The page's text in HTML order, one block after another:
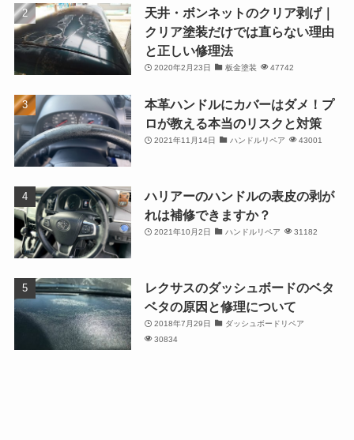
天井・ボンネットのクリア剥げ｜
クリア塗装だけでは直らない理由
と正しい修理法
2020年2月23日 板金塗装 47742
本革ハンドルにカバーはダメ！プ
ロが教える本当のリスクと対策
2021年11月14日 ハンドルリペア 43001
ハリアーのハンドルの表皮の剥が
れは補修できますか？
2021年10月2日 ハンドルリペア 31182
レクサスのダッシュボードのベタ
ベタの原因と修理について
2018年7月29日
ダッシュボードリペア
30834